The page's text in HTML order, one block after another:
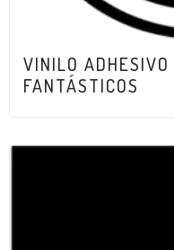
VINILO
FANTÁSTICOS